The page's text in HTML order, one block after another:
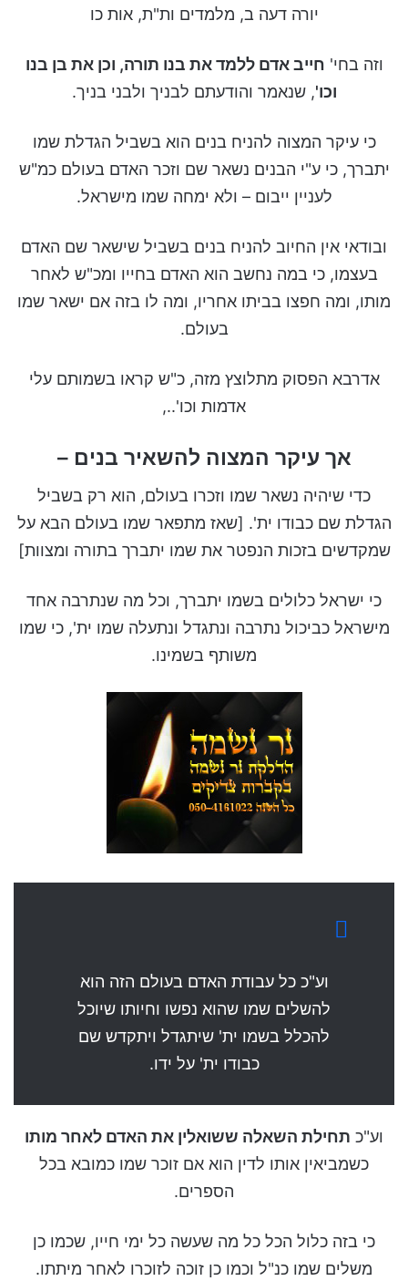
יורה דעה ב, מלמדים ות"ת, אות כו
וזה בחי' חייב אדם ללמד את בנו תורה, וכן את בן בנו
וכו', שנאמר והודעתם לבניך ולבני בניך.
כי עיקר המצוה להניח בנים הוא בשביל הגדלת שמו
יתברך, כי ע"י הבנים נשאר שם וזכר האדם בעולם כמ"ש
לעניין ייבום – ולא ימחה שמו מישראל.
ובודאי אין החיוב להניח בנים בשביל שישאר שם האדם
בעצמו, כי במה נחשב הוא האדם בחייו ומכ"ש לאחר
מותו, ומה חפצו בביתו אחריו, ומה לו בזה אם ישאר שמו
בעולם.
אדרבא הפסוק מתלוצץ מזה, כ"ש קראו בשמותם עלי
אדמות וכו'..,
אך עיקר המצוה להשאיר בנים –
כדי שיהיה נשאר שמו וזכרו בעולם, הוא רק בשביל
הגדלת שם כבודו ית'. [שאז מתפאר שמו בעולם הבא על
שמקדשים בזכות הנפטר את שמו יתברך בתורה ומצוות]
כי ישראל כלולים בשמו יתברך, וכל מה שנתרבה אחד
מישראל כביכול נתרבה ונתגדל ונתעלה שמו ית', כי שמו
משותף בשמינו.
וע"כ כל עבודת האדם בעולם הזה הוא
להשלים שמו שהוא נפשו וחיותו שיוכל
להכלל בשמו ית' שיתגדל ויתקדש שם
כבודו ית' על ידו.
וע"כ תחילת השאלה ששואלין את האדם לאחר מותו
כשמביאין אותו לדין הוא אם זוכר שמו כמובא בכל
הספרים.
כי בזה כלול הכל כל מה שעשה כל ימי חייו, שכמו כן
משלים שמו כנ"ל וכמו כן זוכה לזוכרו לאחר מיתתו.